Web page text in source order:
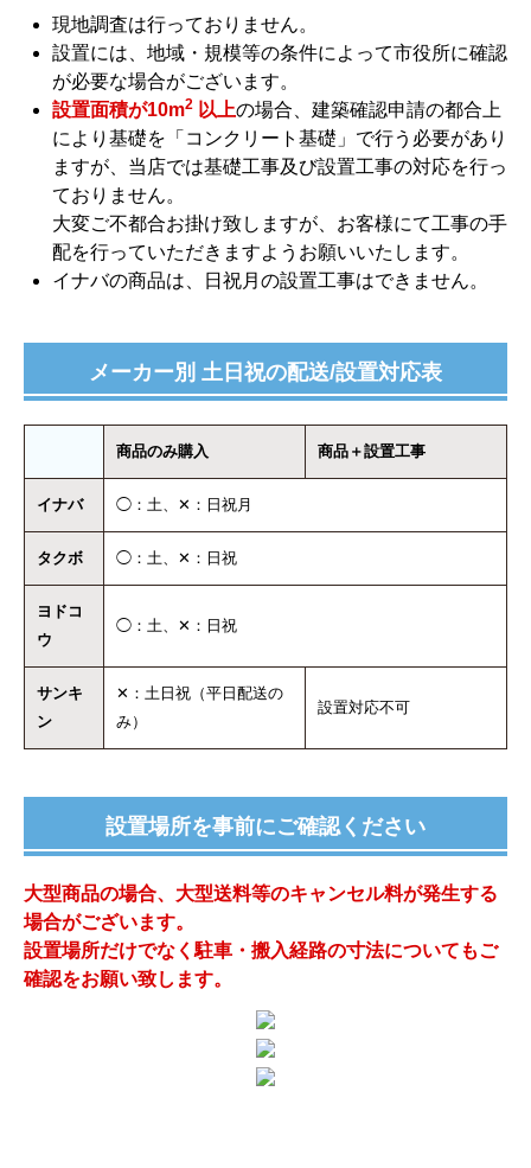
現地調査は行っておりません。
設置には、地域・規模等の条件によって市役所に確認
が必要な場合がございます。
設置面積が10m2 以上の場合、建築確認申請の都合上
により基礎を「コンクリート基礎」で行う必要があり
ますが、当店では基礎工事及び設置工事の対応を行っ
ておりません。
大変ご不都合お掛け致しますが、お客様にて工事の手
配を行っていただきますようお願いいたします。
イナバの商品は、日祝月の設置工事はできません。
メーカー別 土日祝の配送/設置対応表
商品のみ購入 商品＋設置工事
イナバ ◯：土、✕：日祝月
タクボ ◯：土、✕：日祝
ヨドコ
ウ
◯：土、✕：日祝
サンキ
ン
✕：土日祝（平日配送の
み）
設置対応不可
設置場所を事前にご確認ください
大型商品の場合、大型送料等のキャンセル料が発生する
場合がございます。
設置場所だけでなく駐車・搬入経路の寸法についてもご
確認をお願い致します。